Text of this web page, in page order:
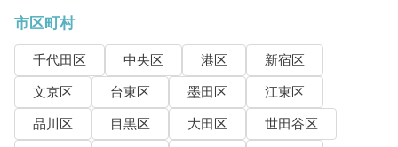
市区町村
千代田区 中央区 港区
新宿区
文京区
台東区 墨田区
江東区
品川区
目黒区 大田区
世田谷区